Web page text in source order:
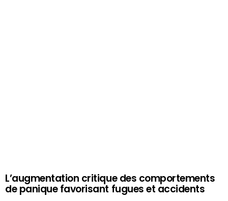
L’augmentation critique des comportements
de panique favorisant fugues et accidents